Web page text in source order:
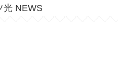
光 NEWS